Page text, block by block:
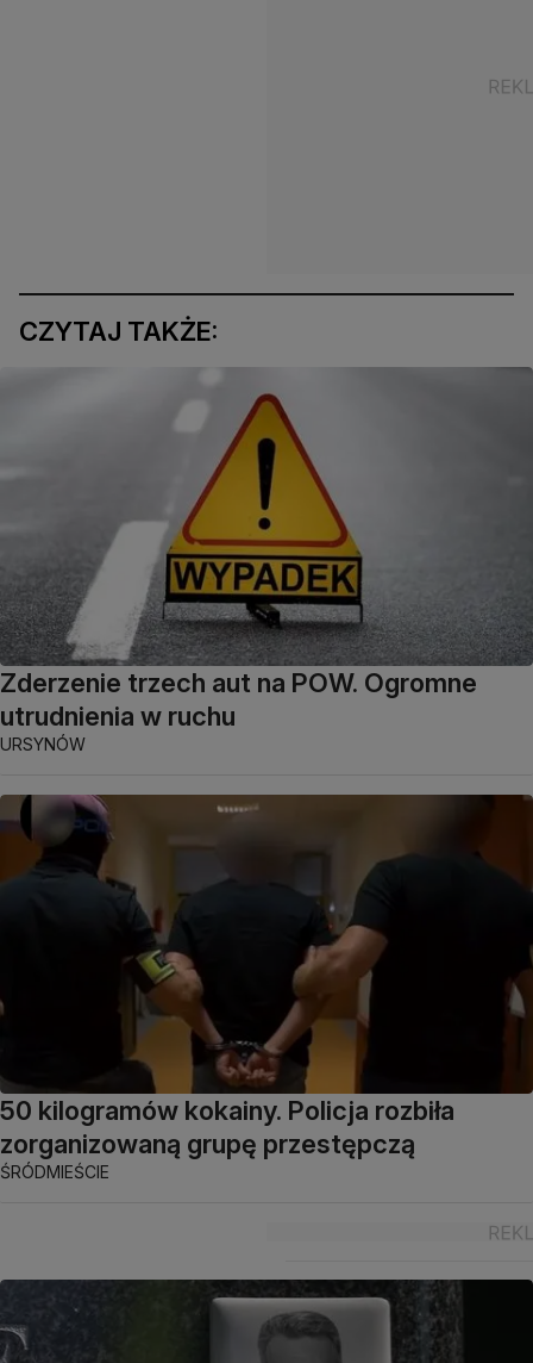
CZYTAJ TAKŻE:
Zderzenie trzech aut na POW. Ogromne
utrudnienia w ruchu
URSYNÓW
50 kilogramów kokainy. Policja rozbiła
zorganizowaną grupę przestępczą
ŚRÓDMIEŚCIE